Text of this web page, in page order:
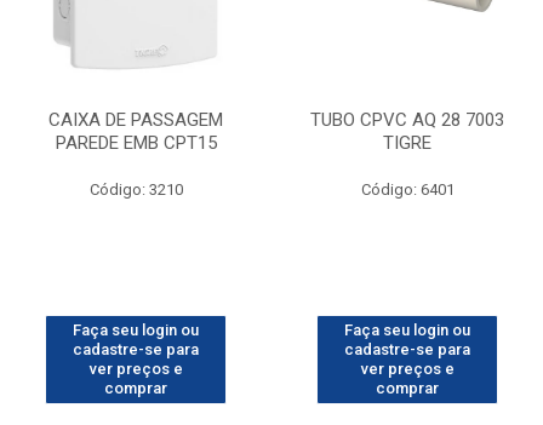
CAIXA DE PASSAGEM
PAREDE EMB CPT15
Código: 3210
Faça seu login ou
cadastre-se para
ver preços e
comprar
TUBO CPVC AQ 28 7003
TIGRE
Código: 6401
Faça seu login ou
cadastre-se para
ver preços e
comprar